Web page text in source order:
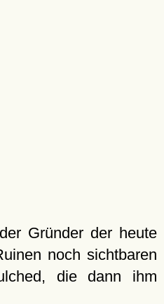
Gründer der heute
noch sichtbaren
die dann ihm